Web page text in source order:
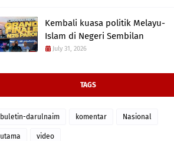
Kembali kuasa politik Melayu-
Islam di Negeri Sembilan
July 31, 2026
TAGS
buletin-darulnaim komentar Nasional
utama video